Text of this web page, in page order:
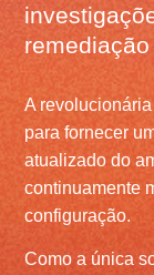
A
para fornecer
atualizado do
continuamente
configuração.
Como a única